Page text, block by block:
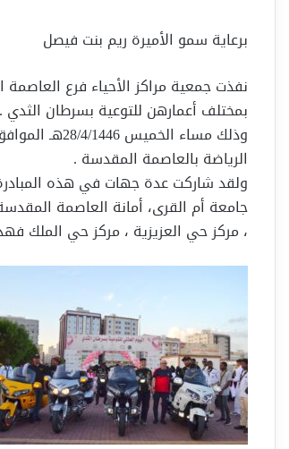
برعاية سمو الأميرة ريم بنت فيصل
نفذت جمعية مراكز الأحياء فرع
بمختلف أعمارهن للتوعية بسرطان الثدي .
الرياضة بالعاصمة المقدسة .
ولقد شاركت عدة جهات في هذه
جامعة أم القرى، أمانة العاصمة
، مركز حي العزيزية ، مركز حي الملك